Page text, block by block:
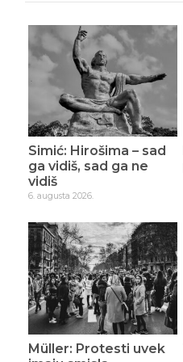
Simić: Hirošima – sad
ga vidiš, sad ga ne
vidiš
6. augusta 2026.
Müller: Protesti uvek